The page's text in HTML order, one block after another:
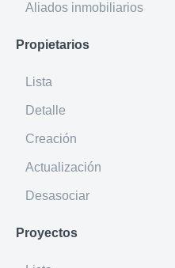
Aliados inmobiliarios
Propietarios
Lista
Detalle
Creación
Actualización
Desasociar
Proyectos
Son parámetros
permiten organizar los
diferentes parámetros,
como
Parámetro